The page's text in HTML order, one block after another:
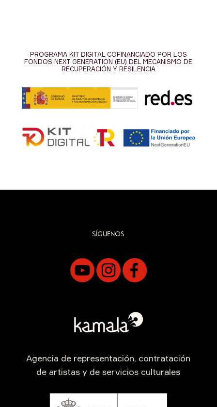
PROGRAMA KIT DIGITAL COFINANCIADO POR LOS
FONDOS NEXT GENERATION (EU) DEL MECANISMO DE
RECUPERACIÓN Y RESILENCIA
SÍGUENOS
Agencia de representación, contratación
de artistas y de servicios culturales